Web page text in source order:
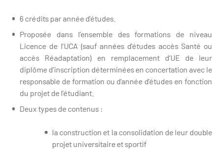
6 crédits par année d’études.
Proposée dans l’ensemble des formations de niveau
Licence de l’UCA (sauf années d’études accès Santé ou
accès Réadaptation) en remplacement d’UE de leur
diplôme d’inscription déterminées en concertation avec le
responsable de formation ou d’année d’études en fonction
du projet de l’étudiant.
Deux types de contenus :
la construction et la consolidation de leur double
projet universitaire et sportif